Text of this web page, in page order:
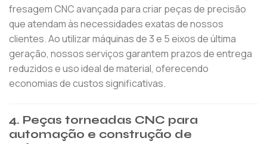
fresagem CNC avançada para criar peças de precisão
que atendam às necessidades exatas de nossos
clientes. Ao utilizar máquinas de 3 e 5 eixos de última
geração, nossos serviços garantem prazos de entrega
reduzidos e uso ideal de material, oferecendo
economias de custos significativas.
4. Peças torneadas CNC para
automação e construção de